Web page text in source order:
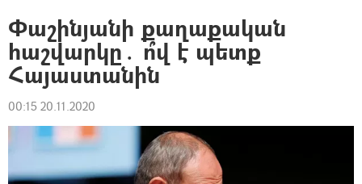
Փաշինյանի քաղաքական
հաշվարկը․ ո՞վ է պետք
Հայաստանին
00:15 20.11.2020